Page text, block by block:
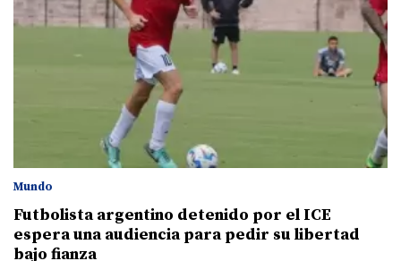
Mundo
Futbolista argentino detenido por el ICE
espera una audiencia para pedir su libertad
bajo fianza